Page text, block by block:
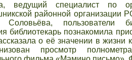
ведущий специалист по
районной организации
Соловьёва, пользователи
библиотекарь познакомила
о её значении в жизни
просмотр